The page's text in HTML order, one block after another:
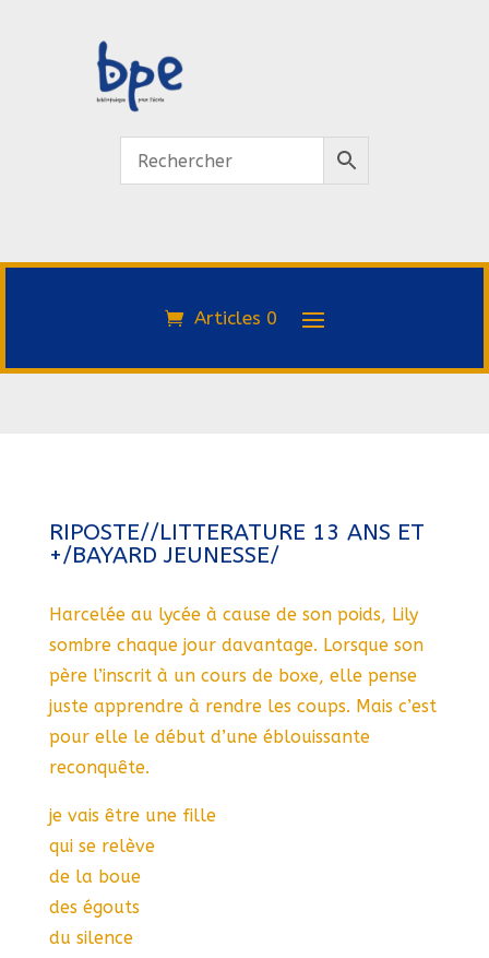
Articles 0
RIPOSTE//LITTERATURE 13 ANS ET
+/BAYARD JEUNESSE/
Harcelée au lycée à cause de son poids, Lily
sombre chaque jour davantage. Lorsque son
père l’inscrit à un cours de boxe, elle pense
juste apprendre à rendre les coups. Mais c’est
pour elle le début d’une éblouissante
reconquête.
je vais être une fille
qui se relève
de la boue
des égouts
du silence